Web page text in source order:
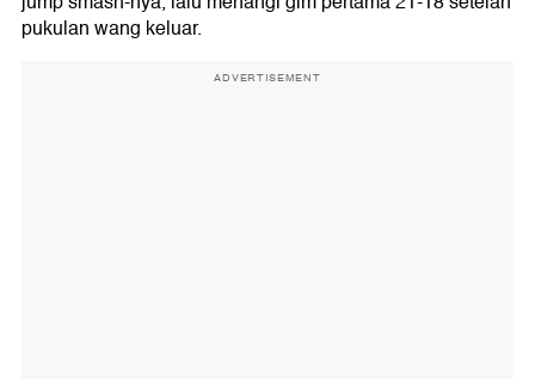
pukulan wang keluar.
ADVERTISEMENT